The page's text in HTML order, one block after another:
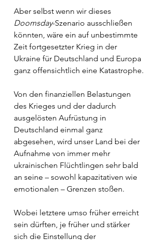
Aber selbst wenn wir dieses
Doomsday-Szenario ausschließen
könnten, wäre ein auf unbestimmte
Zeit fortgesetzter Krieg in der
Ukraine für Deutschland und Europa
ganz offensichtlich eine Katastrophe.
Von den finanziellen Belastungen
des Krieges und der dadurch
ausgelösten Aufrüstung in
Deutschland einmal ganz
abgesehen, wird unser Land bei der
Aufnahme von immer mehr
ukrainischen Flüchtlingen sehr bald
an seine – sowohl kapazitativen wie
emotionalen – Grenzen stoßen.
Wobei letztere umso früher erreicht
sein dürften, je früher und stärker
sich die Einstellung der